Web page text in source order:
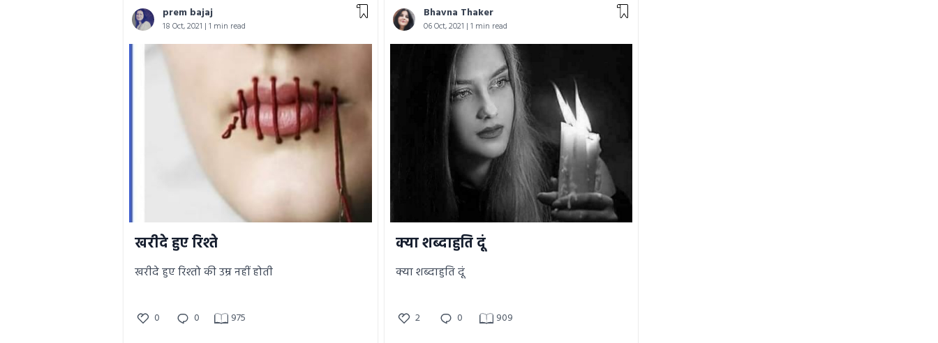
prem bajaj
18 Oct, 2021 | 1 min read
खरीदे हुए रिश्ते
खरीदे हुए रिश्तो की उम्र नहीं होती
0 0 975
Bhavna Thaker
06 Oct, 2021 | 1 min read
क्या शब्दाहुति दूं
क्या शब्दाहुति दूं
2 0 909